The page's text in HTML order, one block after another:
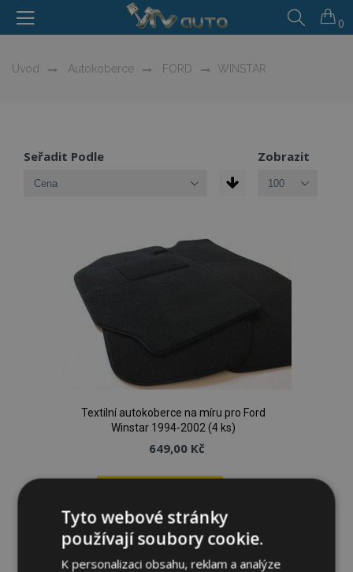
0
Úvod Autokoberce FORD WINSTAR
Seřadit Podle Zobrazit
Textilní autokoberce na míru pro Ford
Winstar 1994-2002 (4 ks)
649,00 Kč
Přidat
k
Tyto webové stránky
používají soubory cookie.
K personalizaci obsahu, reklam a analýze